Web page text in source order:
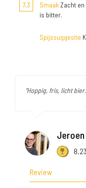
7,3 SmaakZacht
is bitter.
Spijssuggestie
"Hoppig, fris, licht
Review